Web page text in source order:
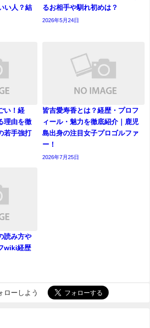
い人？結
るお相手や馴れ初めは？
2026年5月24日
い！経
理由を徹
若手強打
皆吉愛寿香とは？経歴・プロフ
ィール・魅力を徹底紹介｜鹿児
島出身の注目女子プロゴルファ
ー！
2026年7月25日
読み方や
wiki経歴
ローしよう